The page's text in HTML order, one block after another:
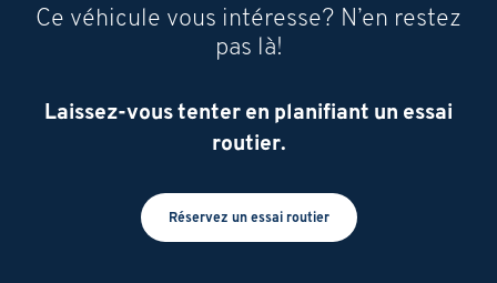
Ce véhicule vous intéresse? N’en restez
pas là!
Laissez-vous tenter en planifiant un essai
routier.
Réservez un essai routier